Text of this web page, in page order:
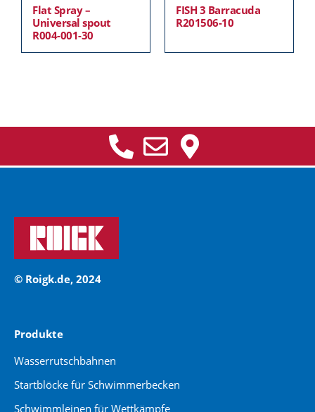
Flat Spray –
Universal spout
R004-001-30
FISH 3 Barracuda
R201506-10
© Roigk.de, 2024
Produkte
Wasserrutschbahnen
Startblöcke für Schwimmerbecken
Schwimmleinen für Wettkämpfe